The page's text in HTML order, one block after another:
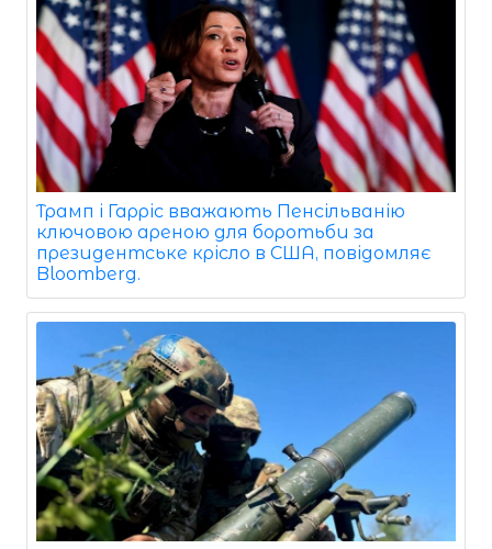
Трамп і Гарріс вважають Пенсільванію
ключовою ареною для боротьби за
президентське крісло в США, повідомляє
Bloomberg.